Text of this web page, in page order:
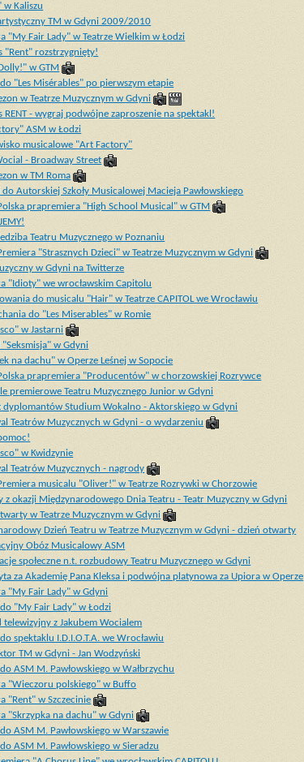
Kaliszu
TM w Gdyni 2009/2010
"My Fair Lady" w Teatrze Wielkim w Łodzi
"Rent" rozstrzygnięty!
w GTM
"Les Misérables" po pierwszym etapie
w Teatrze Muzycznym w Gdyni
RENT - wygraj podwójne zaproszenie na spektakl!
ASM w Łodzi
musicalowe "Art Factory"
- Broadway Street
w TM Roma
do Autorskiej Szkoły Musicalowej Macieja Pawłowskiego
prapremiera "High School Musical" w GTM
Teatru Muzycznego w Poznaniu
"Strasznych Dzieci" w Teatrze Muzycznym w Gdyni
w Gdyni na Twitterze
"Idioty" we wrocławskim Capitolu
do musicalu "Hair" w Teatrze CAPITOL we Wrocławiu
do "Les Miserables" w Romie
w Jastarni
"Seksmisja" w Gdyni
na dachu" w Operze Leśnej w Sopocie
prapremiera "Producentów" w chorzowskiej Rozrywce
premierowe Teatru Muzycznego Junior w Gdyni
dyplomantów Studium Wokalno - Aktorskiego w Gdyni
Teatrów Muzycznych w Gdyni - o wydarzeniu
w Kwidzynie
Teatrów Muzycznych - nagrody
musicalu "Oliver!" w Teatrze Rozrywki w Chorzowie
z okazji Międzynarodowego Dnia Teatru - Teatr Muzyczny w Gdyni
w Teatrze Muzycznym w Gdyni
Dzień Teatru w Teatrze Muzycznym w Gdyni - dzień otwarty
Obóz Musicalowy ASM
społeczne n.t. rozbudowy Teatru Muzycznego w Gdyni
za Akademię Pana Kleksa i podwójna platynowa za Upiora w Operze
"My Fair Lady" w Gdyni
"My Fair Lady" w Łodzi
telewizyjny z Jakubem Wocialem
spektaklu I.D.I.O.T.A. we Wrocławiu
TM w Gdyni - Jan Wodzyński
ASM M. Pawłowskiego w Wałbrzychu
"Wieczoru polskiego" w Buffo
"Rent" w Szczecinie
"Skrzypka na dachu" w Gdyni
ASM M. Pawłowskiego w Warszawie
ASM M. Pawłowskiego w Sieradzu